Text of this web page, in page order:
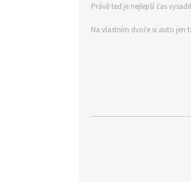
Právě teď je nejlepší čas
Na vlastním dvoře si auto jen